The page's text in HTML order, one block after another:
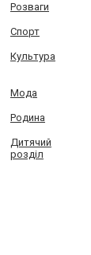
Розваги
Спорт
Культура
Мода
Родина
Дитячий
розділ